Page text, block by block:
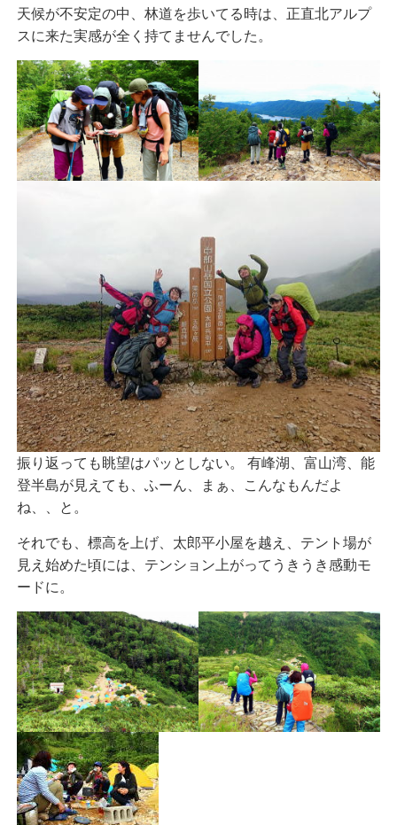
天候が不安定の中、林道を歩いてる時は、正直北アルプ
スに来た実感が全く持てませんでした。
振り返っても眺望はパッとしない。 有峰湖、富山湾、能
登半島が見えても、ふーん、まぁ、こんなもんだよ
ね、、と。
それでも、標高を上げ、太郎平小屋を越え、テント場が
見え始めた頃には、テンション上がってうきうき感動モ
ードに。